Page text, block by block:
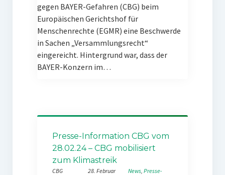
gegen BAYER-Gefahren (CBG) beim
Europäischen Gerichtshof für
Menschenrechte (EGMR) eine Beschwerde
in Sachen „Versammlungsrecht“
eingereicht. Hintergrund war, dass der
BAYER-Konzern im…
Presse-Information CBG vom
28.02.24 – CBG mobilisiert
zum Klimastreik
CBG
28. Februar
News, Presse-